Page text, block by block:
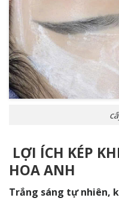
LỢI ÍCH KÉP
HOA ANH
Trắng sáng tự nhiên,